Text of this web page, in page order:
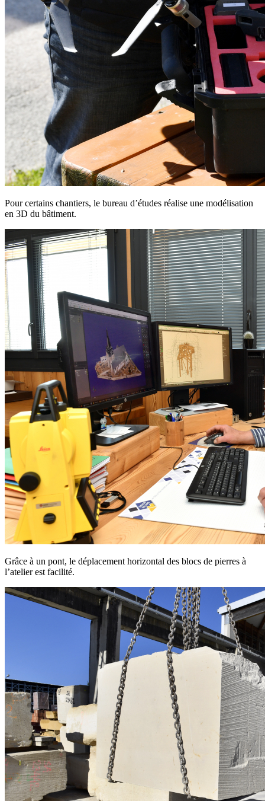
Pour certains chantiers, le bureau d’études réalise une modélisation
en 3D du bâtiment.
Grâce à un pont, le déplacement horizontal des blocs de pierres à
l’atelier est facilité.